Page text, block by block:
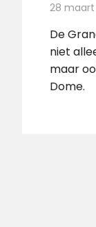
28 maart
De
niet
maar
Dome.